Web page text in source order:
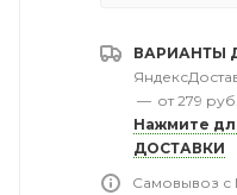
ВАРИАНТЫ
— от 279 руб.
Нажмите
ДОСТАВКИ
Самовывоз с